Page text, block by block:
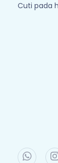
Cuti pada